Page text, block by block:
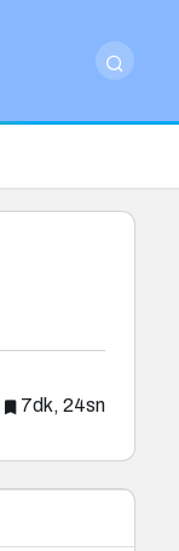
7dk, 24sn